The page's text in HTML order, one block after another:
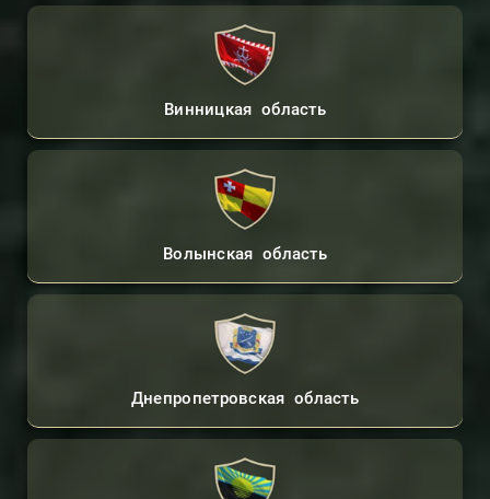
Винницкая область
Волынская область
Днепропетровская область